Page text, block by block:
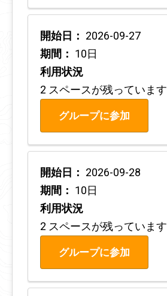
開始日： 2026-09-27
期間： 10日
利用状況
2 スペースが残っています
グループに参加
開始日： 2026-09-28
期間： 10日
利用状況
2 スペースが残っています
グループに参加